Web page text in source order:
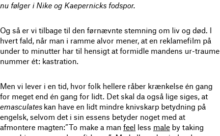
nu følger i Nike og Kaepernicks fodspor.
Og så er vi tilbage til den førnævnte stemning om liv og død. I
hvert fald, når man i ramme alvor mener, at en reklamefilm på
under to minutter har til hensigt at formidle mandens ur-traume
nummer ét: kastration.
Men vi lever i en tid, hvor folk hellere råber krænkelse én gang
for meget end én gang for lidt. Det skal da også lige siges, at
emasculates kan have en lidt mindre knivskarp betydning på
engelsk, selvom det i sin essens betyder noget med at
afmontere magten:”To make a man feel less male by taking